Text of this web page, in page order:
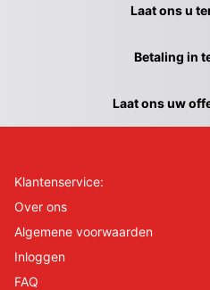
Laat ons u
Betaling in
Laat ons uw
Klantenservice:
Over ons
Algemene voorwaarden
Inloggen
FAQ